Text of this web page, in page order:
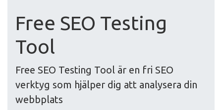
Free SEO Testing
Tool
Free SEO Testing Tool är en fri SEO
verktyg som hjälper dig att analysera din
webbplats